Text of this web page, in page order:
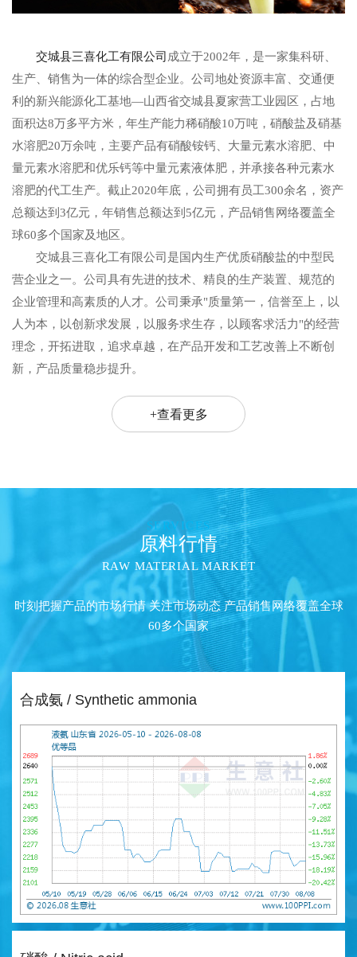
交城县三喜化工有限公司 成立于2002年，是一家集科研、
生产、销售为一体的综合型企业。公司地处资源丰富、交通便
利的新兴能源化工基地—山西省交城县夏家营工业园区，占地
面积达8万多平方米，年生产能力稀硝酸10万吨，硝酸盐及硝基
水溶肥20万余吨，主要产品有硝酸铵钙、大量元素水溶肥、中
量元素水溶肥和优乐钙等中量元素液体肥，并承接各种元素水
溶肥的代工生产。截止2020年底，公司拥有员工300余名，资产
总额达到3亿元，年销售总额达到5亿元，产品销售网络覆盖全
球60多个国家及地区。
交城县三喜化工有限公司是国内生产优质硝酸盐的中型民
营企业之一。公司具有先进的技术、精良的生产装置、规范的
企业管理和高素质的人才。公司秉承"质量第一，信誉至上，以
人为本，以创新求发展，以服务求生存，以顾客求活力"的经营
理念，开拓进取，追求卓越，在产品开发和工艺改善上不断创
新，产品质量稳步提升。
+查看更多
SERVICES
原料行情
RAW MATERIAL MARKET
时刻把握产品的市场行情 关注市场动态 产品销售网络覆盖全球
60多个国家
合成氨 / Synthetic ammonia